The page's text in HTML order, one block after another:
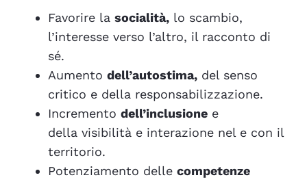
Favorire la socialità,lo scambio,
l’interesseverso l’altro, il racconto di
sé.
Aumento dell’autostima,del senso
critico e della responsabilizzazione.
Incremento dell’inclusionee
della visibilità e interazionenel e con il
territorio.
Potenziamento delle competenze